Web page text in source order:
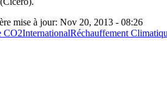
mise à jour: Nov 20, 2013 - 08:26
CO2InternationalRéchauffement